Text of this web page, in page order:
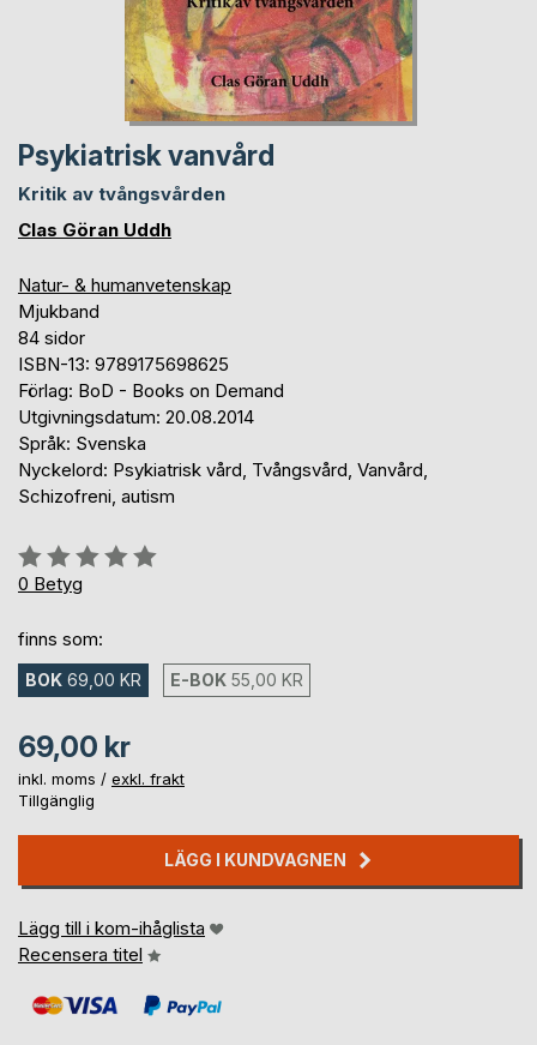
Psykiatrisk vanvård
Kritik av tvångsvården
Clas Göran Uddh
Natur- & humanvetenskap
Mjukband
84 sidor
ISBN-13: 9789175698625
Förlag: BoD - Books on Demand
Utgivningsdatum: 20.08.2014
Språk: Svenska
Nyckelord: Psykiatrisk vård, Tvångsvård, Vanvård,
Schizofreni, autism
Betyg::
0%
0 Betyg
finns som:
BOK 69,00 KR E-BOK 55,00 KR
69,00 kr
inkl. moms / exkl. frakt
Tillgänglig
LÄGG I KUNDVAGNEN
Lägg till i kom-ihåglista
Recensera titel